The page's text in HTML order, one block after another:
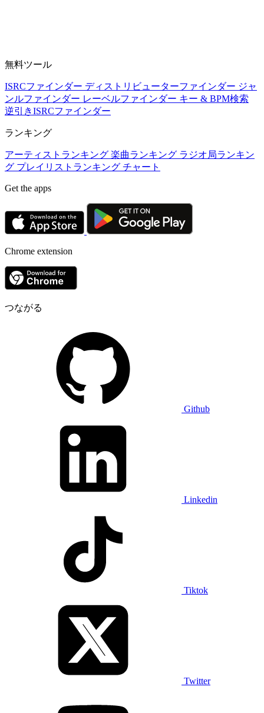
無料ツール
ISRCファインダー ディストリビューターファインダー ジャ
ンルファインダー レーベルファインダー キー & BPM検索
逆引きISRCファインダー
ランキング
アーティストランキング 楽曲ランキング ラジオ局ランキン
グ プレイリストランキング チャート
Get the apps
Chrome extension
つながる
Github
Linkedin
Tiktok
Twitter